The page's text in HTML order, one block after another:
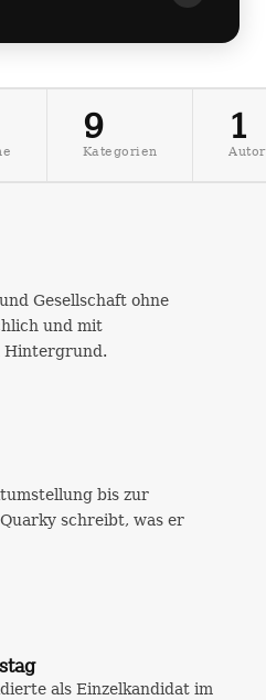
9
Kategorien
1
Autor
Gesellschaft ohne
und mit
Hintergrund.
bis zur
schreibt, was er
als Einzelkandidat im